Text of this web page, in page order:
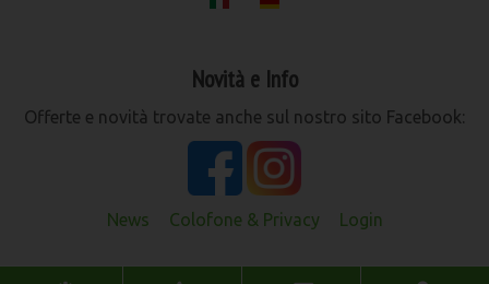
Novità e Info
Offerte e novità trovate anche sul nostro sito Facebook:
News Colofone & Privacy Login